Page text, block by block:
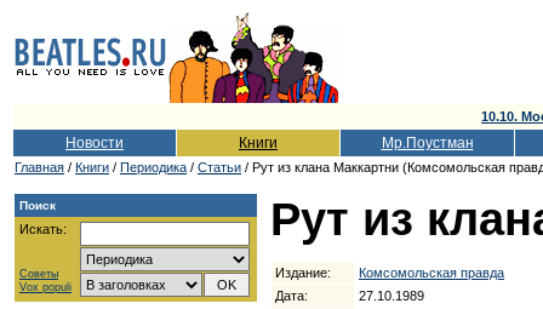
10.10.
Новости Книги Мр.Поустман
Главная / Книги / Периодика / Статьи / Рут из клана Маккартни (Комсомольская
Поиск
Искать:
Советы
Vox populi
Рут из
Издание:
Комсомольская правда
Дата:
27.10.1989